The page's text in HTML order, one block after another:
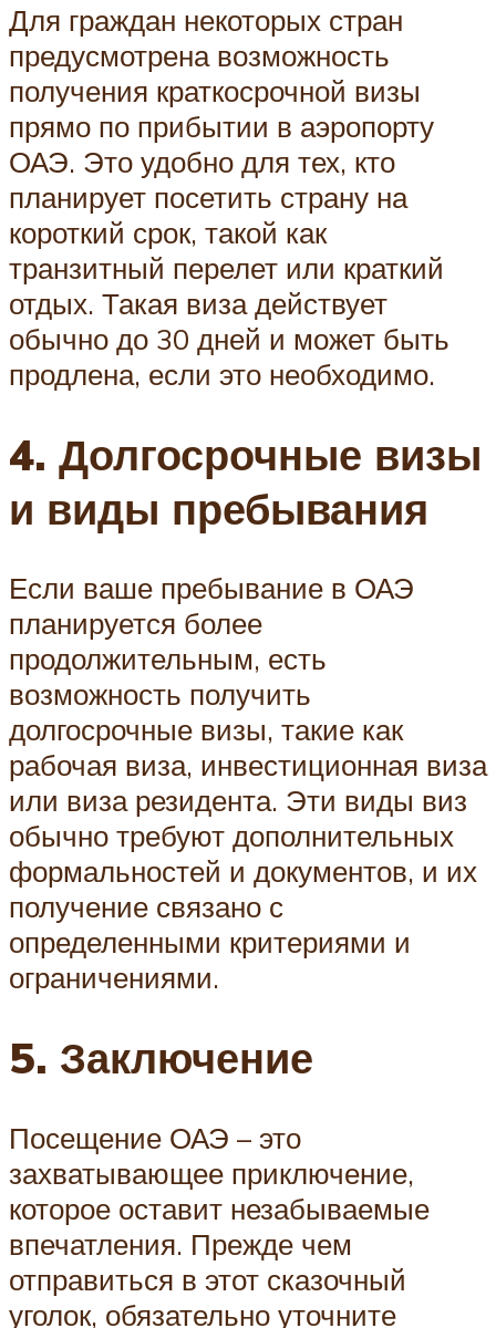
Для граждан некоторых стран
предусмотрена возможность
получения краткосрочной визы
прямо по прибытии в аэропорту
ОАЭ. Это удобно для тех, кто
планирует посетить страну на
короткий срок, такой как
транзитный перелет или краткий
отдых. Такая виза действует
обычно до 30 дней и может быть
продлена, если это необходимо.
4. Долгосрочные визы
и виды пребывания
Если ваше пребывание в ОАЭ
планируется более
продолжительным, есть
возможность получить
долгосрочные визы, такие как
рабочая виза, инвестиционная виза
или виза резидента. Эти виды виз
обычно требуют дополнительных
формальностей и документов, и их
получение связано с
определенными критериями и
ограничениями.
5. Заключение
Посещение ОАЭ – это
захватывающее приключение,
которое оставит незабываемые
впечатления. Прежде чем
отправиться в этот сказочный
уголок, обязательно уточните